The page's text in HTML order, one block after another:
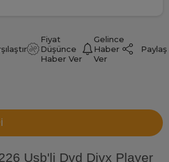
Fiyat
Düşünce
Haber Ver
Gelince
Haber
Ver
Paylaş
Usb'li Dvd Divx Player